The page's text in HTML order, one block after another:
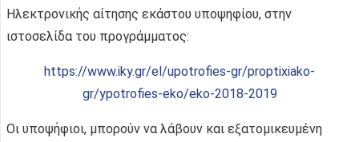
Ηλεκτρονικής αίτησης εκάστου υποψηφίου, στην
ιστοσελίδα του προγράμματος:
https://www.iky.gr/el/upotrofies-gr/proptixiako-
gr/ypotrofies-eko/eko-2018-2019
Oι υποψήφιοι, μπορούν να λάβουν και εξατομικευμένη